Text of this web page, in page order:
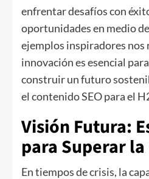
enfrentar desafíos con
oportunidades en medio
ejemplos inspiradores nos
innovación es esencial
construir un futuro
el contenido SEO para el
Visión Futura:
para Superar la
En tiempos de crisis, la